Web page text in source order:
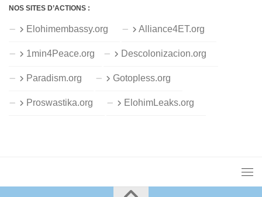
NOS SITES D’ACTIONS :
Elohimembassy.org Alliance4ET.org
1min4Peace.org Descolonizacion.org
Paradism.org Gotopless.org
Proswastika.org ElohimLeaks.org